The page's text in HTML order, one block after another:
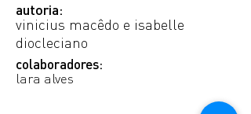
autoria:
vinicius macêdo e isabelle
diocleciano
colaboradores:
lara alves